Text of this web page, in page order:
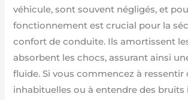
véhicule, sont souvent négligés, et
fonctionnement est crucial pour la
confort de conduite. Ils amortissent
absorbent les chocs, assurant ainsi
fluide. Si vous commencez à ressentir
inhabituelles ou à entendre des bruits